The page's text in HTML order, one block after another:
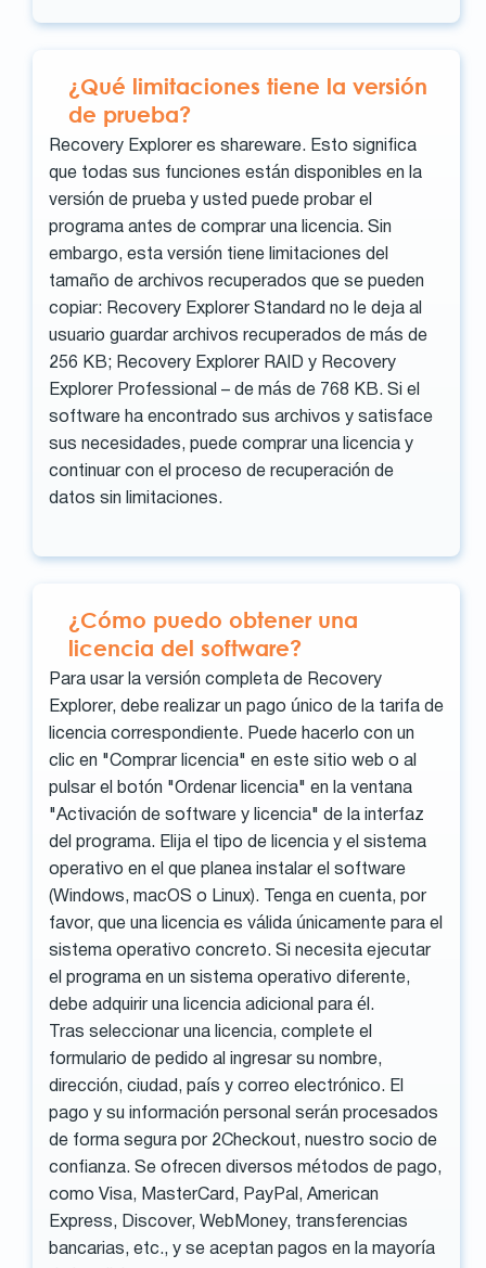
¿Qué limitaciones tiene la versión
de prueba?
Recovery Explorer es shareware. Esto significa
que todas sus funciones están disponibles en la
versión de prueba y usted puede probar el
programa antes de comprar una licencia. Sin
embargo, esta versión tiene limitaciones del
tamaño de archivos recuperados que se pueden
copiar: Recovery Explorer Standard no le deja al
usuario guardar archivos recuperados de más de
256 KB; Recovery Explorer RAID y Recovery
Explorer Professional – de más de 768 KB. Si el
software ha encontrado sus archivos y satisface
sus necesidades, puede comprar una licencia y
continuar con el proceso de recuperación de
datos sin limitaciones.
¿Cómo puedo obtener una
licencia del software?
Para usar la versión completa de Recovery
Explorer, debe realizar un pago único de la tarifa de
licencia correspondiente. Puede hacerlo con un
clic en "Comprar licencia" en este sitio web o al
pulsar el botón "Ordenar licencia" en la ventana
"Activación de software y licencia" de la interfaz
del programa. Elija el tipo de licencia y el sistema
operativo en el que planea instalar el software
(Windows, macOS o Linux). Tenga en cuenta, por
favor, que una licencia es válida únicamente para el
sistema operativo concreto. Si necesita ejecutar
el programa en un sistema operativo diferente,
debe adquirir una licencia adicional para él.
Tras seleccionar una licencia, complete el
formulario de pedido al ingresar su nombre,
dirección, ciudad, país y correo electrónico. El
pago y su información personal serán procesados
de forma segura por 2Checkout, nuestro socio de
confianza. Se ofrecen diversos métodos de pago,
como Visa, MasterCard, PayPal, American
Express, Discover, WebMoney, transferencias
bancarias, etc., y se aceptan pagos en la mayoría